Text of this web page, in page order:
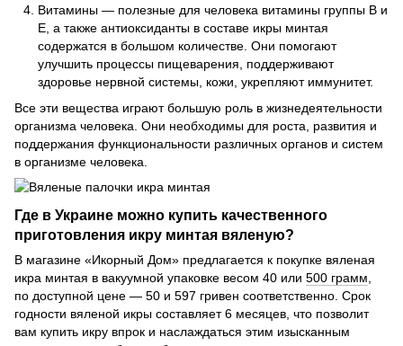
Витамины — полезные для человека витамины группы В и
Е, а также антиоксиданты в составе икры минтая
содержатся в большом количестве. Они помогают
улучшить процессы пищеварения, поддерживают
здоровье нервной системы, кожи, укрепляют иммунитет.
Все эти вещества играют большую роль в жизнедеятельности
организма человека. Они необходимы для роста, развития и
поддержания функциональности различных органов и систем
в организме человека.
Где в Украине можно купить качественного
приготовления икру минтая вяленую?
В магазине «Икорный Дом» предлагается к покупке вяленая
икра минтая в вакуумной упаковке весом 40 или 500 грамм
по доступной цене — 50 и 597 гривен соответственно. Срок
годности вяленой икры составляет 6 месяцев, что позволит
вам купить икру впрок и наслаждаться этим изысканным